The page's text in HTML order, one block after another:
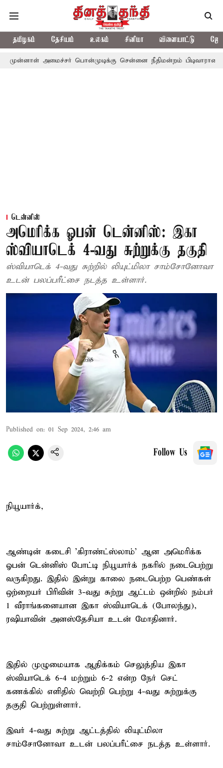
தமிழகம் தேசியம் உலகம் சினிமா விளையாட்டு
பொன்முடிக்கு சென்னை நீதிமன்றம் பிடிவாராண்ட்
டென்னிஸ்
அமெரிக்க ஓபன் டென்னிஸ்: இகா
ஸ்வியாடெக் 4-வது சுற்றுக்கு தகுதி
ஸ்வியாடெக் 4-வது சுற்றில் லியுட்மிலா சாம்சோனோவா
உடன் பலப்பரீட்சை நடத்த உள்ளார்.
Published on: 01 Sep 2024, 2:46 am
Follow Us
நியூயார்க்,
ஆண்டின் கடைசி 'கிராண்ட்ஸ்லாம்' ஆன அமெரிக்க
ஓபன் டென்னிஸ் போட்டி நியூயார்க் நகரில் நடைபெற்று
வருகிறது. இதில் இன்று காலை நடைபெற்ற பெண்கள்
ஒற்றையர் பிரிவின் 3-வது சுற்று ஆட்டம் ஒன்றில் நம்பர்
1 வீராங்கனையான இகா ஸ்வியாடெக் (போலந்து),
ரஷியாவின் அனஸ்தேசியா உடன் மோதினார்.
இதில் முழுமையாக ஆதிக்கம் செலுத்திய இகா
ஸ்வியாடெக் 6-4 மற்றும் 6-2 என்ற நேர் செட்
கணக்கில் எளிதில் வெற்றி பெற்று 4-வது சுற்றுக்கு
தகுதி பெற்றுள்ளார்.
இவர் 4-வது சுற்று ஆட்டத்தில் லியுட்மிலா
சாம்சோனோவா உடன் பலப்பரீட்சை நடத்த உள்ளார்.